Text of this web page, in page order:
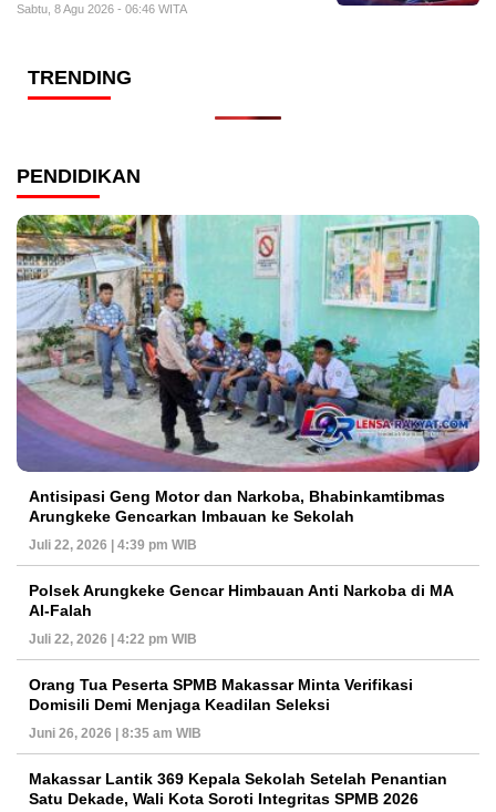
Sabtu, 8 Agu 2026 - 06:46 WITA
TRENDING
PENDIDIKAN
Antisipasi Geng Motor dan Narkoba, Bhabinkamtibmas
Arungkeke Gencarkan Imbauan ke Sekolah
Juli 22, 2026 | 4:39 pm WIB
Polsek Arungkeke Gencar Himbauan Anti Narkoba di MA
Al-Falah
Juli 22, 2026 | 4:22 pm WIB
Orang Tua Peserta SPMB Makassar Minta Verifikasi
Domisili Demi Menjaga Keadilan Seleksi
Juni 26, 2026 | 8:35 am WIB
Makassar Lantik 369 Kepala Sekolah Setelah Penantian
Satu Dekade, Wali Kota Soroti Integritas SPMB 2026